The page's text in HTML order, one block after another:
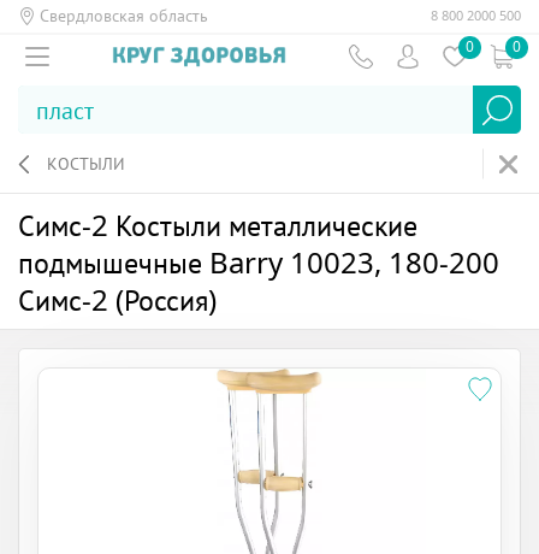
Свердловская область 8 800 2000 500
0 0
КОСТЫЛИ
Симс-2 Костыли металлические
подмышечные Barry 10023, 180-200
Симс-2 (Россия)